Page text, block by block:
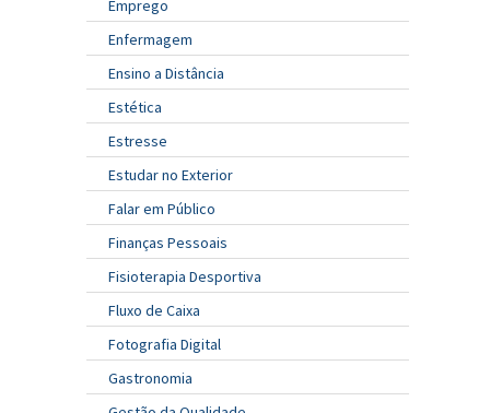
Emprego
Enfermagem
Ensino a Distância
Estética
Estresse
Estudar no Exterior
Falar em Público
Finanças Pessoais
Fisioterapia Desportiva
Fluxo de Caixa
Fotografia Digital
Gastronomia